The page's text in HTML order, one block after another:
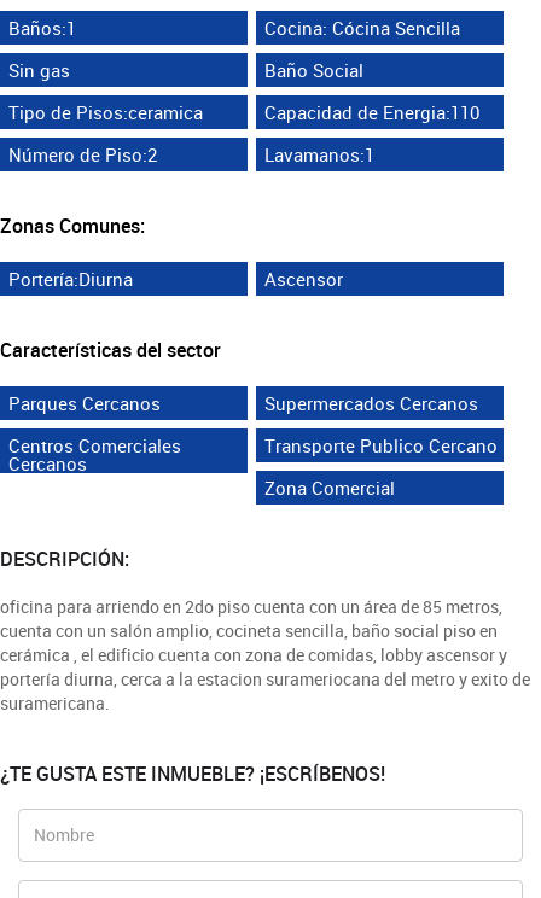
Baños:1
Cocina: Cócina Sencilla
Sin gas
Baño Social
Tipo de Pisos:ceramica
Capacidad de Energia:110
Número de Piso:2
Lavamanos:1
Zonas Comunes:
Portería:Diurna Ascensor
Características del sector
Parques Cercanos
Supermercados Cercanos
Centros Comerciales
Cercanos
Transporte Publico Cercano
Zona Comercial
DESCRIPCIÓN:
oficina para arriendo en 2do piso cuenta con un área de 85 metros,
cuenta con un salón amplio, cocineta sencilla, baño social piso en
cerámica , el edificio cuenta con zona de comidas, lobby ascensor y
portería diurna, cerca a la estacion surameriocana del metro y exito de
suramericana.
¿TE GUSTA ESTE INMUEBLE? ¡ESCRÍBENOS!